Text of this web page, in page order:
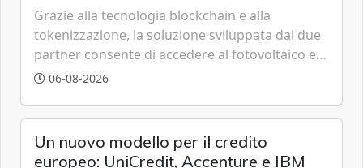
Grazie alla tecnologia blockchain e alla
tokenizzazione, la soluzione sviluppata dai due
partner consente di accedere al fotovoltaico e
all'eolico ottenendo risparmi diretti in bolletta,
06-08-2026
Un nuovo modello per il credito
europeo: UniCredit, Accenture e IBM